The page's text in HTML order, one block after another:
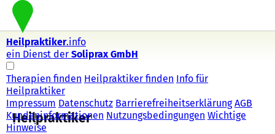
Heilpraktiker.info
ein Dienst der Soliprax GmbH
Therapien finden Heilpraktiker finden Info für
Heilpraktiker
Impressum Datenschutz Barrierefreiheitserklärung AGB
Kundeninformationen Nutzungsbedingungen Wichtige
Hinweise
Heilpraktiker